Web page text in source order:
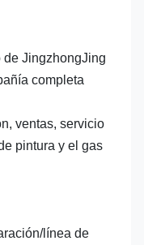
de JingzhongJing
completa
ventas, servicio
pintura y el gas
línea de